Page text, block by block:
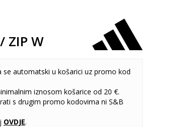
ZIP W
se automatski u košarici uz promo kod
iznosom košarice od 20 €.
s drugim promo kodovima ni S&B
OVDJE.